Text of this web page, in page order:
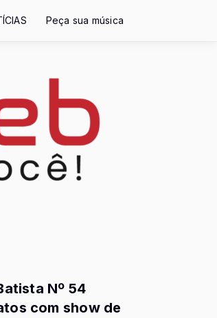
Peça sua música
Nº 54
com show de